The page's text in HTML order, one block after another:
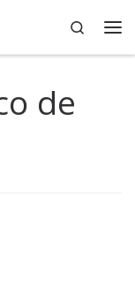
Search
de